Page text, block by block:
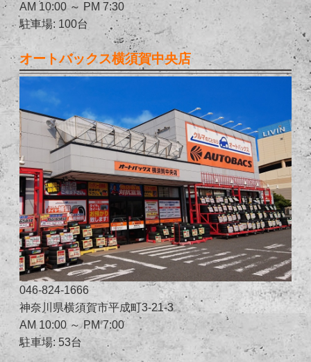
AM 10:00 ～ PM 7:30
駐車場: 100台
オートバックス横須賀中央店
046-824-1666
神奈川県横須賀市平成町3-21-3
AM 10:00 ～ PM 7:00
駐車場: 53台